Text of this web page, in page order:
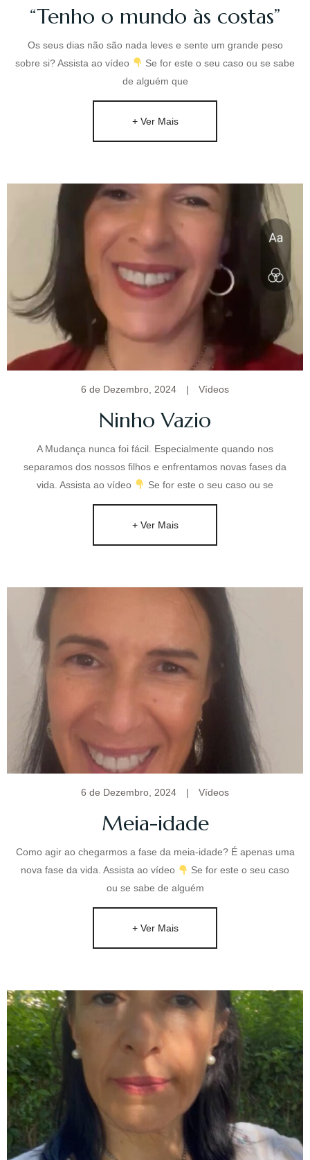
“Tenho o mundo às costas”
Os seus dias não são nada leves e sente um grande peso
sobre si? Assista ao vídeo
Se for este o seu caso ou se sabe
de alguém que
+ Ver Mais
6 de Dezembro, 2024 | Vídeos
Ninho Vazio
A Mudança nunca foi fácil. Especialmente quando nos
separamos dos nossos filhos e enfrentamos novas fases da
vida. Assista ao vídeo
Se for este o seu caso ou se
+ Ver Mais
6 de Dezembro, 2024 | Vídeos
Meia-idade
Como agir ao chegarmos a fase da meia-idade? É apenas uma
nova fase da vida. Assista ao vídeo
Se for este o seu caso
ou se sabe de alguém
+ Ver Mais
Desejo que os conteúdos lhe sejam de ajuda na
si!